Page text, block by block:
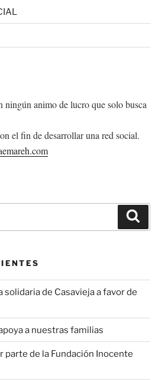
ningún animo de lucro que solo busca
el fin de desarrollar una red social.
solidaria de Casavieja a favor de
a nuestras familias
parte de la Fundación Inocente